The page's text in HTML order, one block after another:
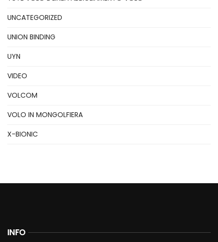
UNCATEGORIZED
UNION BINDING
UYN
VIDEO
VOLCOM
VOLO IN MONGOLFIERA
X-BIONIC
INFO